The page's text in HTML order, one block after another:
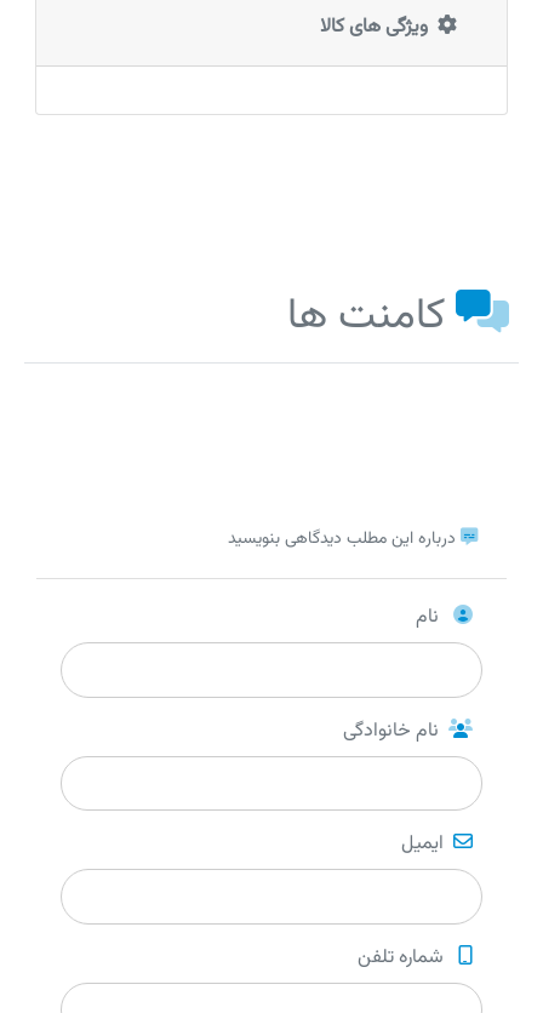
ویژگی های کالا
کامنت ها
درباره این مطلب دیدگاهی بنویسید
نام
نام خانوادگی
ایمیل
شماره تلفن